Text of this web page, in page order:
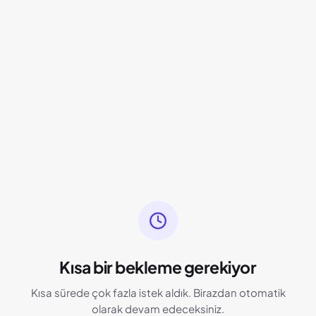
Kısa bir bekleme gerekiyor
Kısa sürede çok fazla istek aldık. Birazdan otomatik
olarak devam edeceksiniz.